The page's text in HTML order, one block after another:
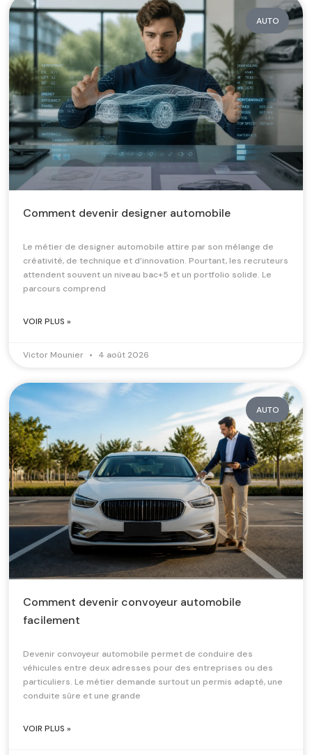
AUTO
Comment devenir designer automobile
Le métier de designer automobile attire par son mélange de
créativité, de technique et d’innovation. Pourtant, les recruteurs
attendent souvent un niveau bac+5 et un portfolio solide. Le
parcours comprend
VOIR PLUS »
Victor Mounier 4 août 2026
AUTO
Comment devenir convoyeur automobile
facilement
Devenir convoyeur automobile permet de conduire des
véhicules entre deux adresses pour des entreprises ou des
particuliers. Le métier demande surtout un permis adapté, une
conduite sûre et une grande
VOIR PLUS »